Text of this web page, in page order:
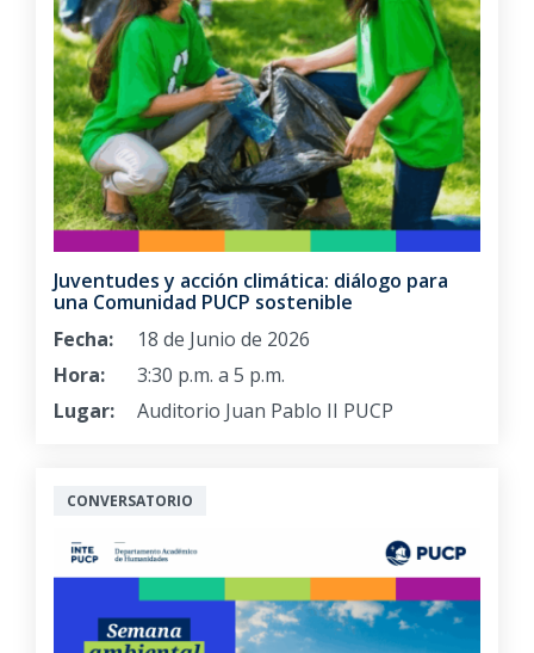
Juventudes y acción climática: diálogo para
una Comunidad PUCP sostenible
Fecha:
18 de Junio de 2026
Hora:
3:30 p.m. a 5 p.m.
Lugar:
Auditorio Juan Pablo II PUCP
CONVERSATORIO